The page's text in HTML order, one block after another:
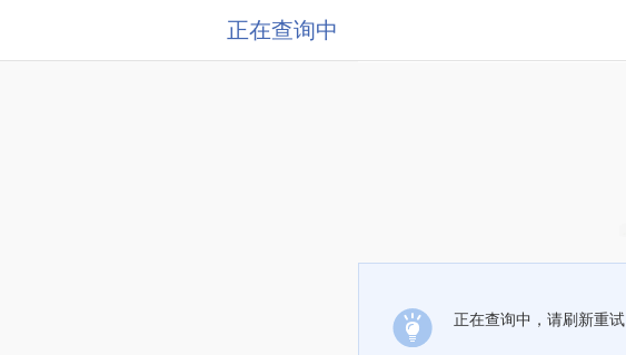
正在查询中
正在查询中，请刷新重试